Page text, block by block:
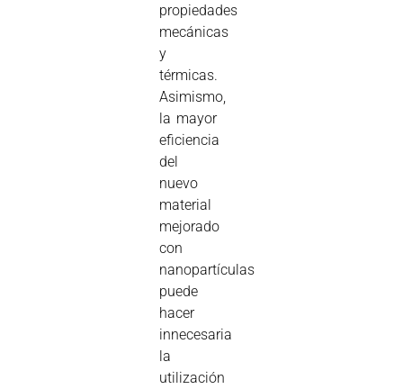
propiedades
mecánicas
y
térmicas.
Asimismo,
la mayor
eficiencia
del
nuevo
material
mejorado
con
nanopartículas
puede
hacer
innecesaria
la
utilización